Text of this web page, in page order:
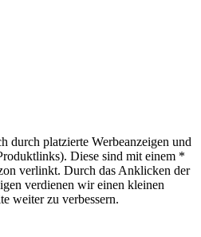
durch platzierte Werbeanzeigen und
Diese sind mit einem *
verlinkt. Durch das Anklicken der
verdienen wir einen kleinen
weiter zu verbessern.